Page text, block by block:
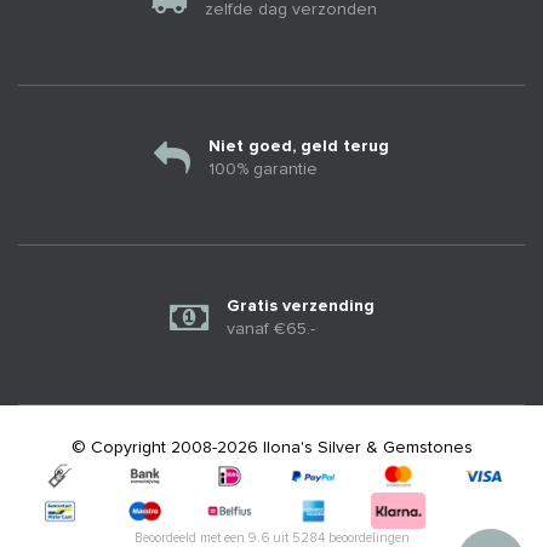
zelfde dag verzonden
Niet goed, geld terug
100% garantie
Gratis verzending
vanaf €65.-
© Copyright 2008-2026 Ilona's Silver & Gemstones
Beoordeeld met een 9.6uit 5284beoordelingen